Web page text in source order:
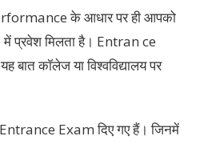
के आधार पर ही आपको
प्रवेश मिलता है। Entran ce
बात कॉलेज या विश्वविद्यालय पर
Exam दिए गए हैं। जिनमें